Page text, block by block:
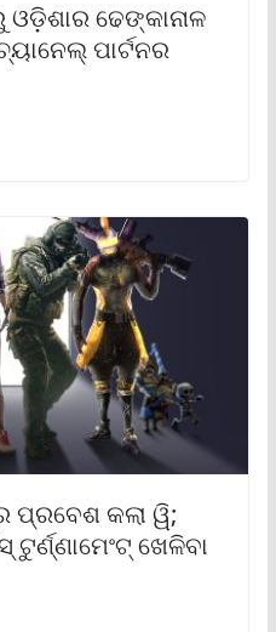
ଢେଙ୍କାନାଳ
ପାର୍ଟନର
ପ୍ରବେଶ କଲା ୱି;
ଖେଳିବା